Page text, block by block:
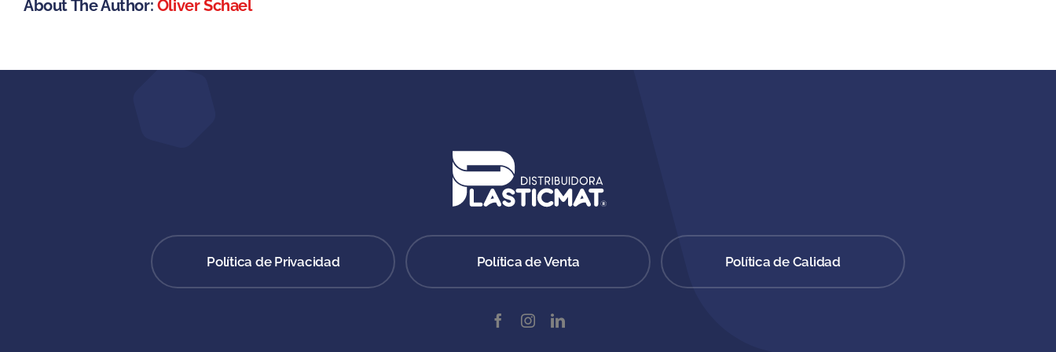
About The Author: Oliver Schael
Política de Privacidad Política de Venta Política de Calidad